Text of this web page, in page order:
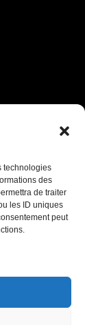
technologies
des
de traiter
les ID uniques
peut